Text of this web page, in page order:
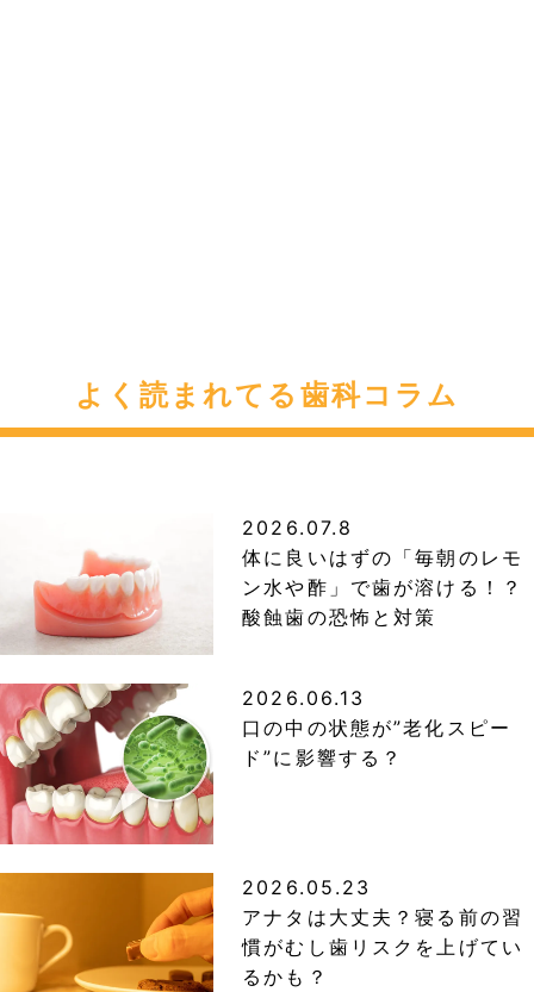
よく読まれてる歯科コラム
2026.07.8
体に良いはずの「毎朝のレモ
ン水や酢」で歯が溶ける！？
酸蝕歯の恐怖と対策
2026.06.13
口の中の状態が”老化スピー
ド”に影響する？
2026.05.23
アナタは大丈夫？寝る前の習
慣がむし歯リスクを上げてい
るかも？